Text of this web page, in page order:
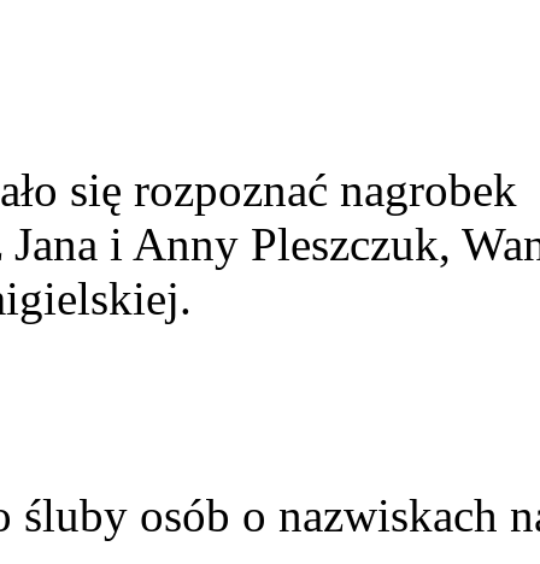
się rozpoznać nagrobek
i Anny Pleszczuk,
śluby osób o nazwiskach